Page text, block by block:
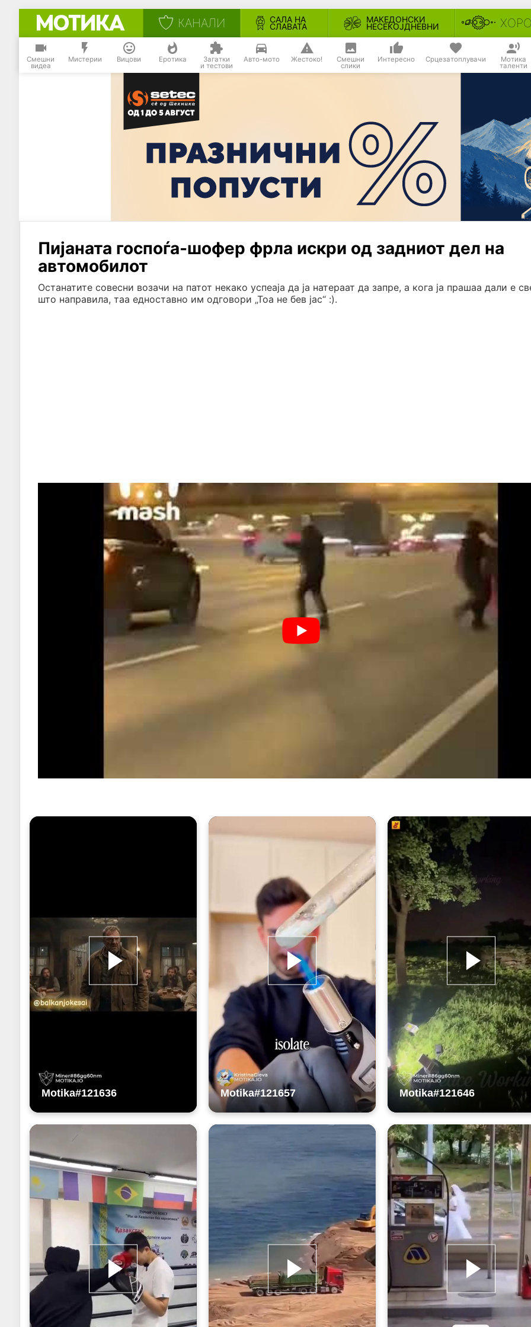
КАНАЛИ САЛА НА
СЛАВАТА
МАКЕДОНСКИ
НЕСЕКОЈДНЕВНИ
Смешни
видеа
Мистерии Вицови Еротика Загатки
и тестови
Авто-мото Жестоко! Смешни
слики
Интересно Срцезатоплувачи Мотика
таленти
Пијаната госпоѓа-шофер фрла искри од задниот дел на
автомобилот
Останатите совесни возачи на патот некако успеаја да ја натераат да запре, а кога ја прашаа дали е
што направила, таа едноставно им одговори „Тоа не бев јас“ :).